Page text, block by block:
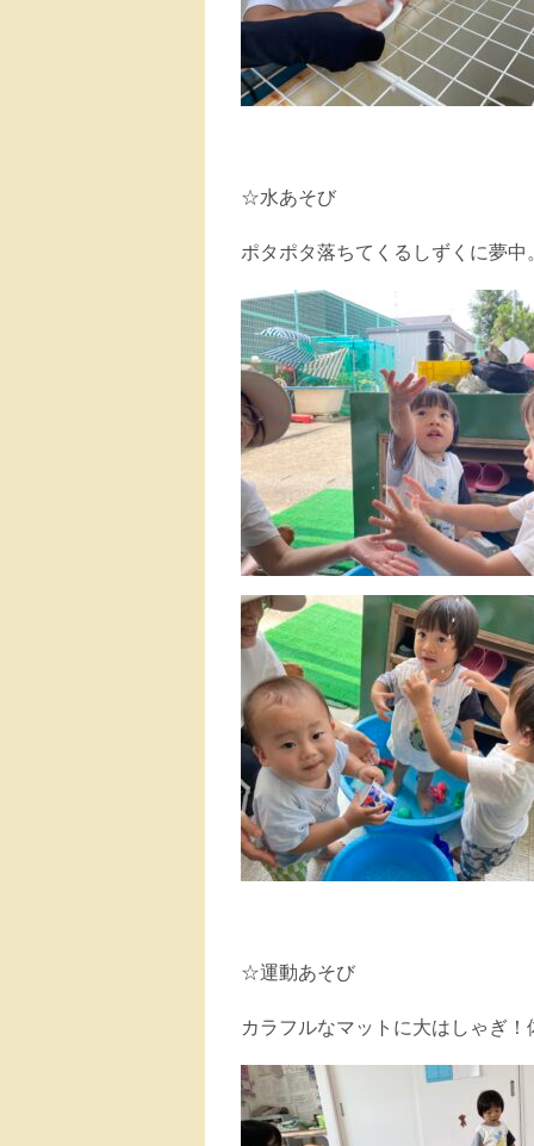
☆水あそび
ポタポタ落ちてくるしずくに夢
☆運動あそび
カラフルなマットに大はしゃぎ